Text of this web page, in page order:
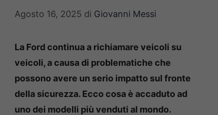
Agosto 16, 2025 di Giovanni Messi
La Ford continua a richiamare veicoli su
veicoli, a causa di problematiche che
possono avere un serio impatto sul fronte
della sicurezza. Ecco cosa è accaduto ad
uno dei modelli più venduti al mondo.